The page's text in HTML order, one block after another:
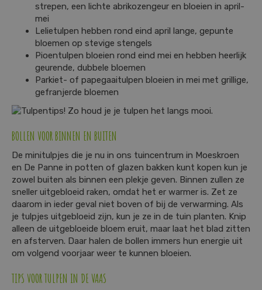
strepen, een lichte abrikozengeur en bloeien in april-
mei
Lelietulpen hebben rond eind april lange, gepunte
bloemen op stevige stengels
Pioentulpen bloeien rond eind mei en hebben heerlijk
geurende, dubbele bloemen
Parkiet- of papegaaitulpen bloeien in mei met grillige,
gefranjerde bloemen
BOLLEN VOOR BINNEN EN BUITEN
De minitulpjes die je nu in ons tuincentrum in Moeskroen
en De Panne in potten of glazen bakken kunt kopen kun je
zowel buiten als binnen een plekje geven. Binnen zullen ze
sneller uitgebloeid raken, omdat het er warmer is. Zet ze
daarom in ieder geval niet boven of bij de verwarming. Als
je tulpjes uitgebloeid zijn, kun je ze in de tuin planten. Knip
alleen de uitgebloeide bloem eruit, maar laat het blad zitten
en afsterven. Daar halen de bollen immers hun energie uit
om volgend voorjaar weer te kunnen bloeien.
TIPS VOOR TULPEN IN DE VAAS